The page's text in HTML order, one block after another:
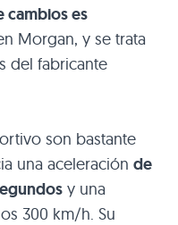
cambios es
Morgan, y se trata
del fabricante
son bastante
una aceleración de
y una
300 km/h. Su